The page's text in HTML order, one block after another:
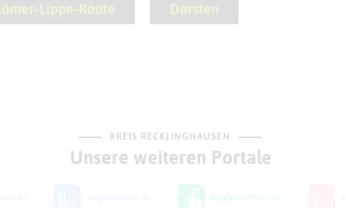
Lippe-Route Dorsten
KREIS RECKLINGHAUSEN
Unsere weiteren Portale